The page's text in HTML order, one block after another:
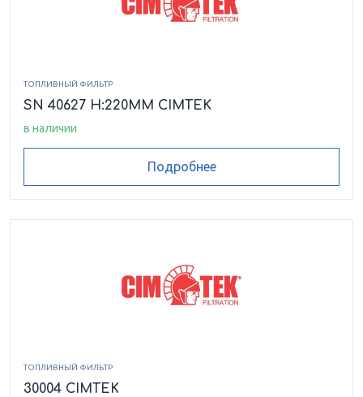
ТОПЛИВНЫЙ ФИЛЬТР
SN 40627 H:220MM CIMTEK
в наличии
Подробнее
ТОПЛИВНЫЙ ФИЛЬТР
30004 CIMTEK